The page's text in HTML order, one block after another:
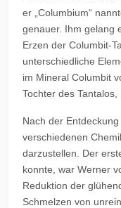
er „Columbium“
genauer. Ihm gelang
Erzen der Columbit-
unterschiedliche
im Mineral Columbit
Tochter des Tantalos,
Nach der
verschiedenen
darzustellen. Der
konnte, war Werner
Reduktion der
Schmelzen von